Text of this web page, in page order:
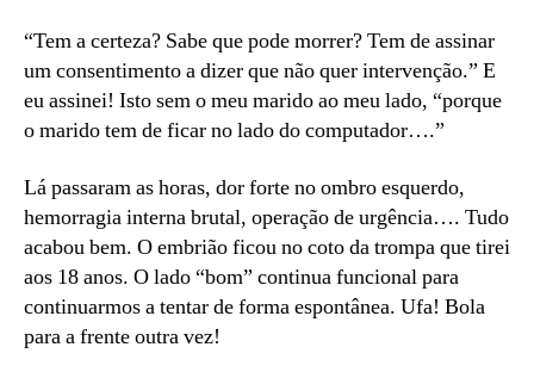
“Tem a certeza? Sabe que pode morrer? Tem de assinar
um consentimento a dizer que não quer intervenção.” E
eu assinei! Isto sem o meu marido ao meu lado, “porque
o marido tem de ficar no lado do computador….”
Lá passaram as horas, dor forte no ombro esquerdo,
hemorragia interna brutal, operação de urgência…. Tudo
acabou bem. O embrião ficou no coto da trompa que tirei
aos 18 anos. O lado “bom” continua funcional para
continuarmos a tentar de forma espontânea. Ufa! Bola
para a frente outra vez!